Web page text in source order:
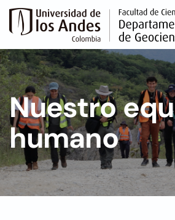
Skip to main content
Nuestro
humano